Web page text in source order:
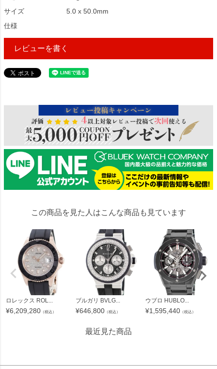
サイズ
5.0 x 50.0mm
仕様
レビューを書く
この商品を見た人はこんな商品も見ています
ロレックス ROL...
¥6,209,280 （税込）
ブルガリ BVLG...
¥646,800 （税込）
ウブロ HUBLO...
¥1,595,440 （税込）
最近見た商品